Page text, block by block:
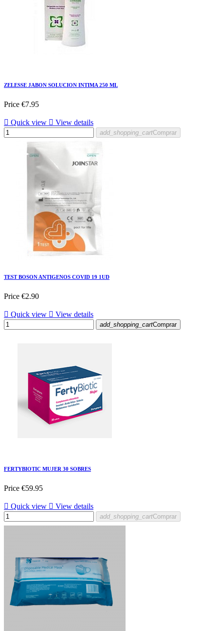
ZELESSE JABON SOLUCION INTIMA 250 ML
Price €7.95
 Quick view  View details
add_shopping_cartComprar
TEST BOSON ANTIGENOS COVID 19 1UD
Price €2.90
 Quick view  View details
add_shopping_cartComprar
FERTYBIOTIC MUJER 30 SOBRES
Price €59.95
 Quick view  View details
add_shopping_cartComprar